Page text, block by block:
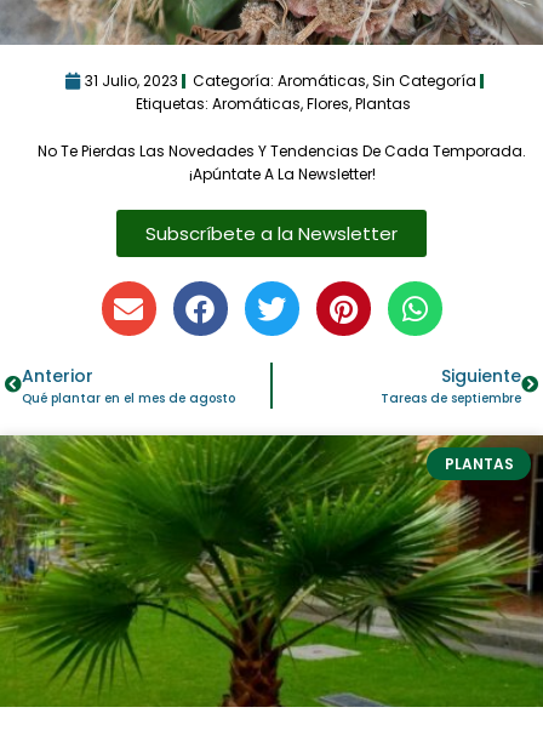
31 Julio, 2023 Categoría: Aromáticas,Sin Categoría
Etiquetas: Aromáticas,Flores,Plantas
No Te Pierdas Las Novedades Y Tendencias De Cada Temporada.
¡Apúntate A La Newsletter!
Subscríbete a la Newsletter
Anterior
Qué plantar en el mes de agosto
Siguiente
Tareas de septiembre
PLANTAS